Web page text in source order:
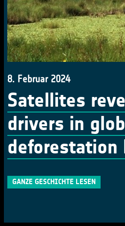
8. Februar 2024
Satellites
drivers in
deforestation
GANZE GESCHICHTE LESEN